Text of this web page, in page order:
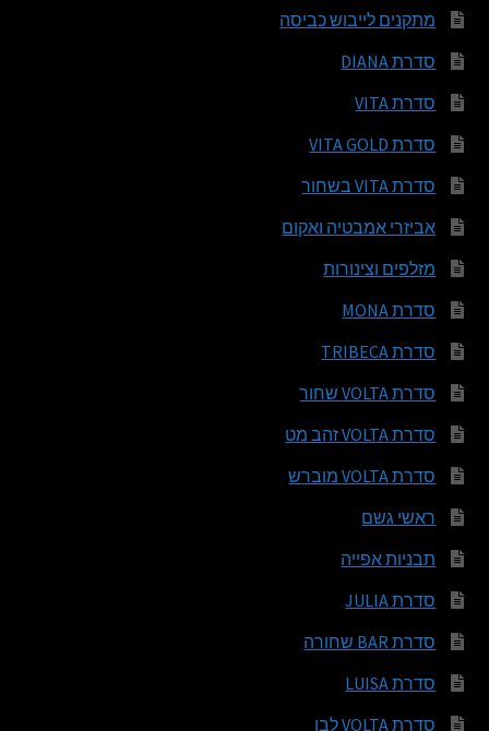
מתקנים לייבוש כביסה
סדרת DIANA
סדרת VITA
סדרת VITA GOLD
סדרת VITA בשחור
אביזרי אמבטיה ואקום
מזלפים וצינורות
סדרת MONA
סדרת TRIBECA
סדרת VOLTA שחור
סדרת VOLTA זהב מט
סדרת VOLTA מוברש
ראשי גשם
תבניות אפייה
סדרת JULIA
סדרת BAR שחורה
סדרת LUISA
סדרת VOLTA לבן